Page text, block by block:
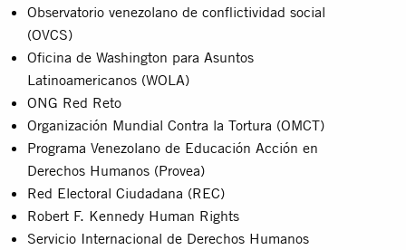
Observatorio venezolano de conflictividad social
(OVCS)
Oficina de Washington para Asuntos
Latinoamericanos (WOLA)
ONG Red Reto
Organización Mundial Contra la Tortura (OMCT)
Programa Venezolano de Educación Acción en
Derechos Humanos (Provea)
Red Electoral Ciudadana (REC)
Robert F. Kennedy Human Rights
Servicio Internacional de Derechos Humanos